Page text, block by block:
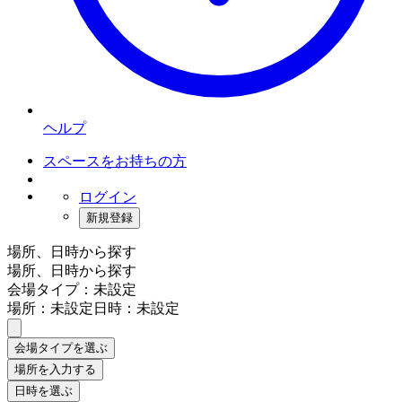
ヘルプ
スペースをお持ちの方
ログイン
新規登録
場所、日時から探す
場所、日時から探す
会場タイプ：未設定
場所：未設定日時：未設定
会場タイプを選ぶ
場所を入力する
日時を選ぶ